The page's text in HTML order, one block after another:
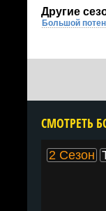
Другие
Большой
2 Сезон